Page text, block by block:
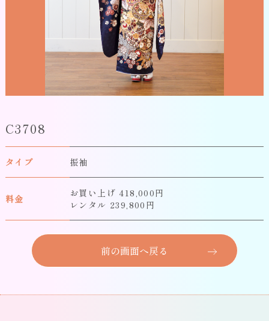
C3708
タイプ 振袖
料金
お買い上げ 418,000円
レンタル 239,800円
前の画面へ戻る